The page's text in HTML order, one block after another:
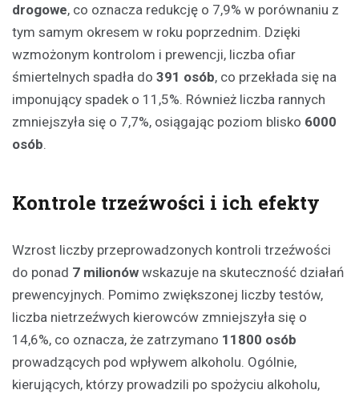
drogowe, co oznacza redukcję o 7,9% w porównaniu z
tym samym okresem w roku poprzednim. Dzięki
wzmożonym kontrolom i prewencji, liczba ofiar
śmiertelnych spadła do 391 osób, co przekłada się na
imponujący spadek o 11,5%. Również liczba rannych
zmniejszyła się o 7,7%, osiągając poziom blisko 6000
osób.
Kontrole trzeźwości i ich efekty
Wzrost liczby przeprowadzonych kontroli trzeźwości
do ponad 7 milionów wskazuje na skuteczność działań
prewencyjnych. Pomimo zwiększonej liczby testów,
liczba nietrzeźwych kierowców zmniejszyła się o
14,6%, co oznacza, że zatrzymano 11800 osób
prowadzących pod wpływem alkoholu. Ogólnie,
kierujących, którzy prowadzili po spożyciu alkoholu,